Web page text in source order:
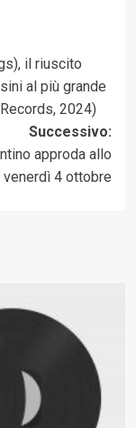
il riuscito
al più grande
2024)
Successivo:
approda allo
4 ottobre